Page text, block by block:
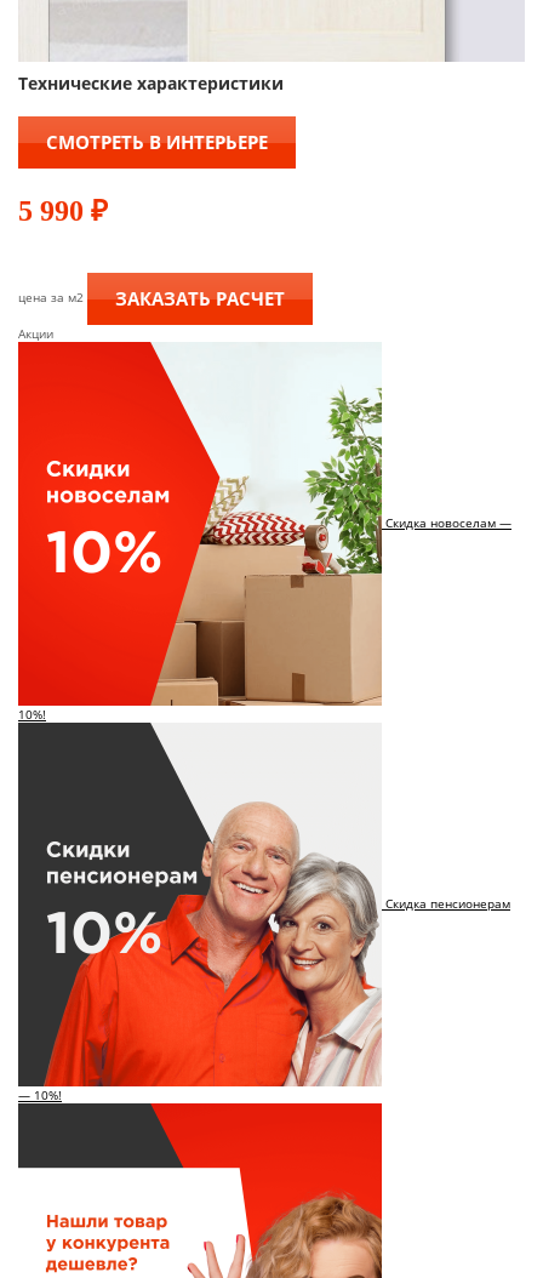
Технические характеристики
СМОТРЕТЬ В ИНТЕРЬЕРЕ
5 990 ₽
цена за м2 ЗАКАЗАТЬ РАСЧЕТ
Акции
Скидка новоселам —
10%!
Скидка пенсионерам
— 10%!